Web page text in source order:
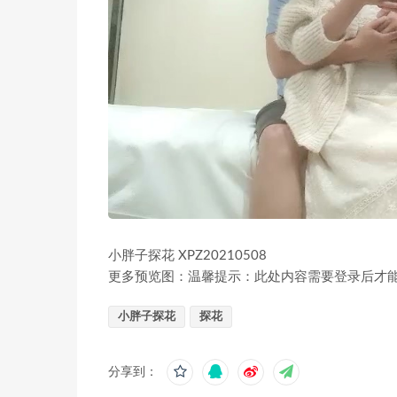
小胖子探花 XPZ20210508
更多预览图：温馨提示：此处内容需要登录后才
小胖子探花 探花
分享到：